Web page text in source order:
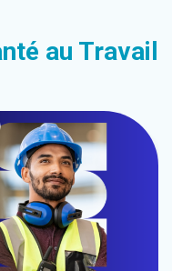
au Travail